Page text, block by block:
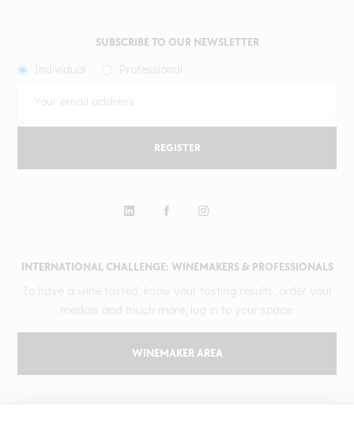
INTERNATIONAL CHALLENGE: WINEMAKERS & PROFESSIONALS
WINEMAKER AREA
SUBSCRIBE TO OUR NEWSLETTER
REGISTER